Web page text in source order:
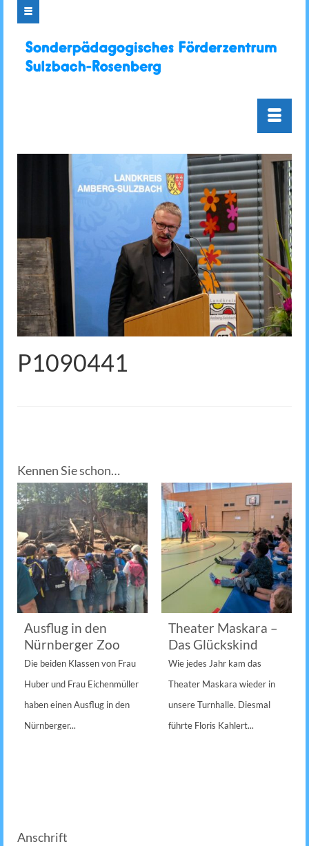
P1090441
Kennen Sie schon…
Ausflug in den
Nürnberger Zoo
Die beiden Klassen von Frau
Huber und Frau Eichenmüller
haben einen Ausflug in den
Nürnberger...
Theater Maskara –
Das Glückskind
Wie jedes Jahr kam das
Theater Maskara wieder in
unsere Turnhalle. Diesmal
führte Floris Kahlert...
Anschrift